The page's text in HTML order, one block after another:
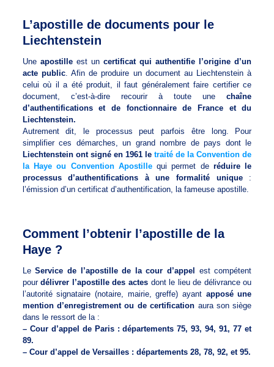
L’apostille de documents pour le
Liechtenstein
Une apostilleest un certificat qui authentifie l’origine d’un
acte public. Afin de produire un document au Liechtenstein à
celui où il a été produit, il faut généralement faire certifier ce
document, c’est-à-dire recourir à toute unechaîne
d’authentifications et de fonctionnaire de France et du
Liechtenstein.
Autrement dit, le processus peut parfois être long. Pour
simplifier ces démarches, un grand nombre de pays dont le
Liechtenstein ont signé en 1961 letraité de la Convention de
la Haye ou Convention Apostillequi permet de réduire le
processus d’authentifications à une formalité unique:
l’émission d’un certificat d’authentification, la fameuse apostille.
Comment l’obtenir l’apostille de la
Haye ?
LeService de l’apostille de la cour d’appel
est compétent
pourdélivrer l’apostille des actesdont le lieu de délivrance ou
l’autorité signataire (notaire, mairie, greffe) ayant apposé une
mention d’enregistrement ou de certification aura son siège
dans le ressort de la :
– Cour d’appel de Paris : départements 75, 93, 94, 91, 77 et
89.
– Cour d’appel de Versailles : départements 28, 78, 92, et 95.